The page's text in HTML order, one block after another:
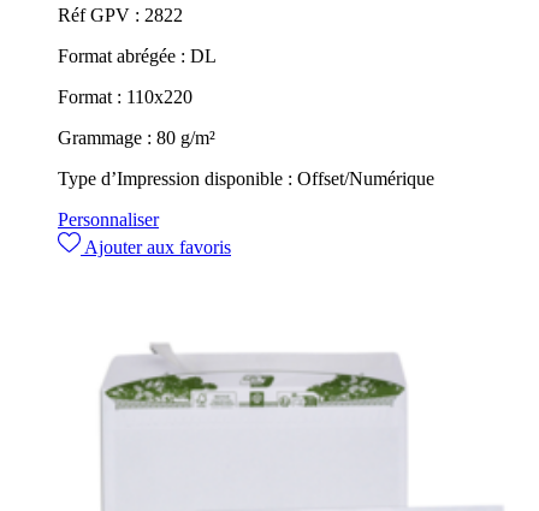
Réf GPV : 2822
Format abrégée : DL
Format : 110x220
Grammage : 80 g/m²
Type d’Impression disponible : Offset/Numérique
Personnaliser
Ajouter aux favoris